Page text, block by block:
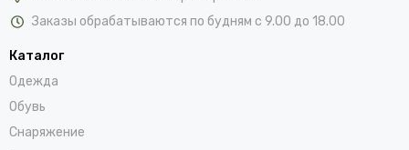
Заказы обрабатываются по будням с 9.00 до 18.00
Каталог
Одежда
Обувь
Снаряжение